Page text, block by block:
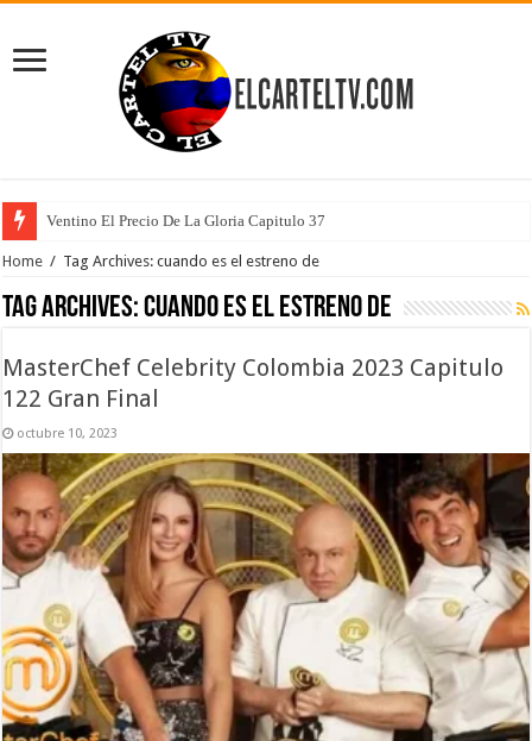
Ventino El Precio De La Gloria Capitulo 37
Home / Tag Archives: cuando es el estreno de
Tag Archives:cuando es el estreno de
MasterChef Celebrity Colombia 2023 Capitulo
122 Gran Final
octubre 10, 2023